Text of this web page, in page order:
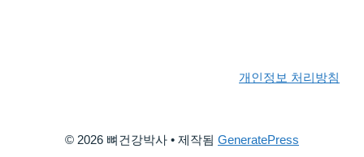
개인정보 처리방침
© 2026 뼈건강박사 • 제작됨 GeneratePress